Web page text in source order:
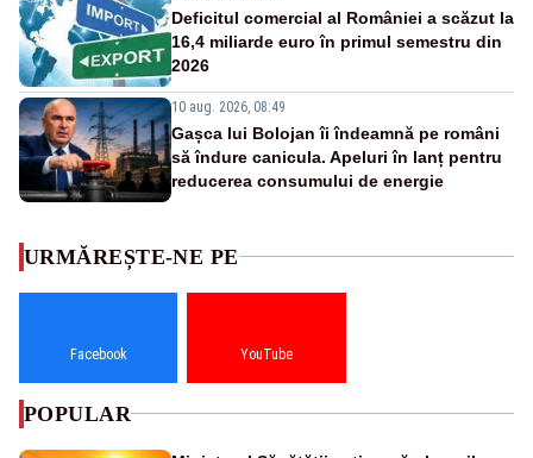
Deficitul comercial al României a scăzut la
16,4 miliarde euro în primul semestru din
2026
10 aug. 2026, 08:49
Gașca lui Bolojan îi îndeamnă pe români
să îndure canicula. Apeluri în lanț pentru
reducerea consumului de energie
URMĂREȘTE-NE PE
Facebook YouTube
POPULAR